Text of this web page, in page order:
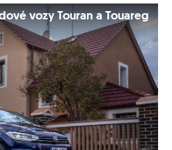
vozy Touran a Touareg